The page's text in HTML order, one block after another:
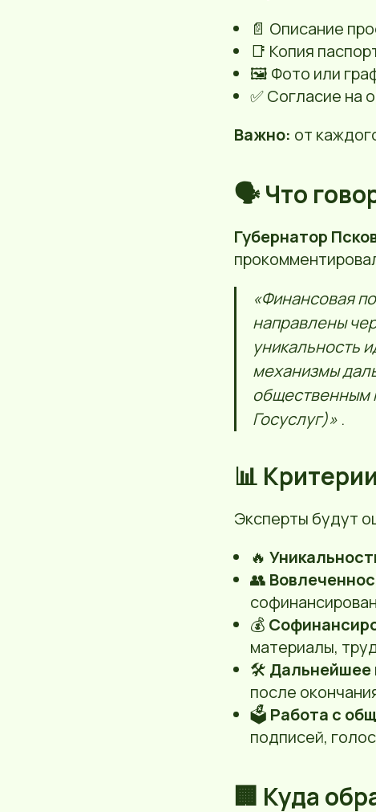
📄 Описание
📑 Копия
🖼 Фото или
✅ Согласие на
Важно: от
🗣 Что
Губернатор
«Финансовая
направлены
уникальность
механизмы
общественным
Госуслуг)» .
📊
Эксперты будут
🔥
👥
💰
материалы,
🛠 Дальнейшее
после
🗳 Работа с
подписей,
🏢 Куда